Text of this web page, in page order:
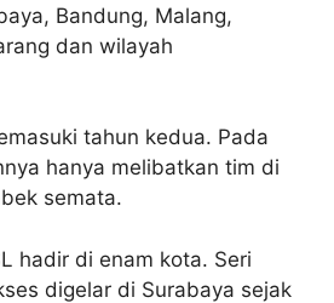
Bandung, Malang,
dan wilayah
tahun kedua. Pada
hanya melibatkan tim di
semata.
hadir di enam kota. Seri
digelar di Surabaya sejak